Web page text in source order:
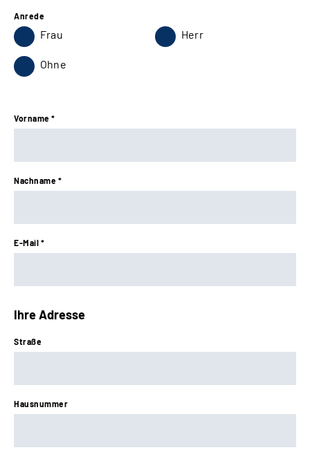
Anrede
Frau Herr
Ohne
Vorname *
Nachname *
E-Mail *
Ihre Adresse
Straße
Hausnummer